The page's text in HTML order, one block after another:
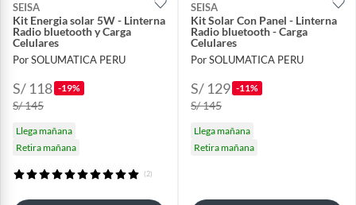
SEISA
Kit Energia solar 5W - Linterna
Radio bluetooth y Carga
Celulares
Por SOLUMATICA PERU
S/ 118 -19%
S/ 145
Llega mañana
Retira mañana
(2)
SEISA
Kit Solar Con Panel - Linterna
Radio bluetooth - Carga
Celulares
Por SOLUMATICA PERU
S/ 129 -11%
S/ 145
Llega mañana
Retira mañana